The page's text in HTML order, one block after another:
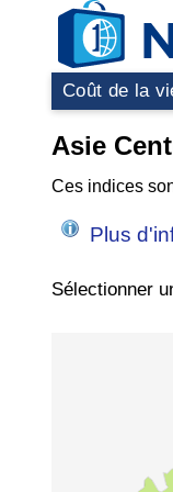
Coût de la
Asie
Ces indices
Plus
Sélectionner